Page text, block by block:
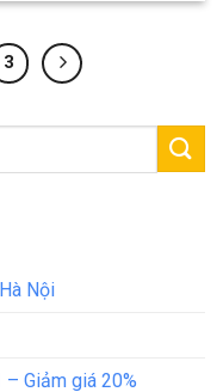
3
Nội
– Giảm giá 20%